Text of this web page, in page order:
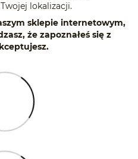
lokalizacji.
sklepie internetowym,
że zapoznałeś się z